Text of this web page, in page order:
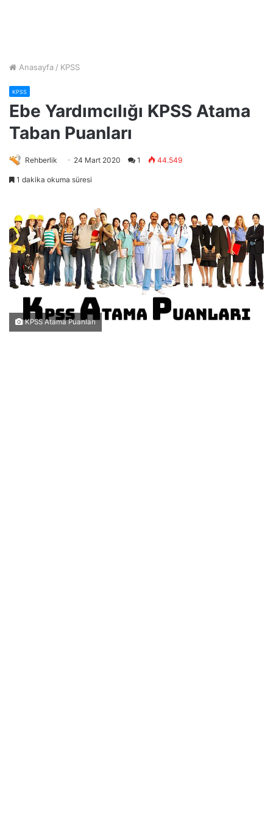
Anasayfa / KPSS
KPSS
Ebe Yardımcılığı KPSS Atama
Taban Puanları
Rehberlik 24 Mart 2020 1 44.549
1 dakika okuma süresi
KPSS Atama Puanları